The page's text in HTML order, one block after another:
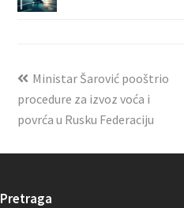
Ministar Šarović pooštrio
procedure za izvoz voća i
povrća u Rusku Federaciju
Pretraga